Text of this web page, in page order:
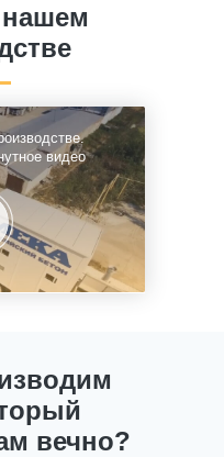
нашем
видео
вечно?